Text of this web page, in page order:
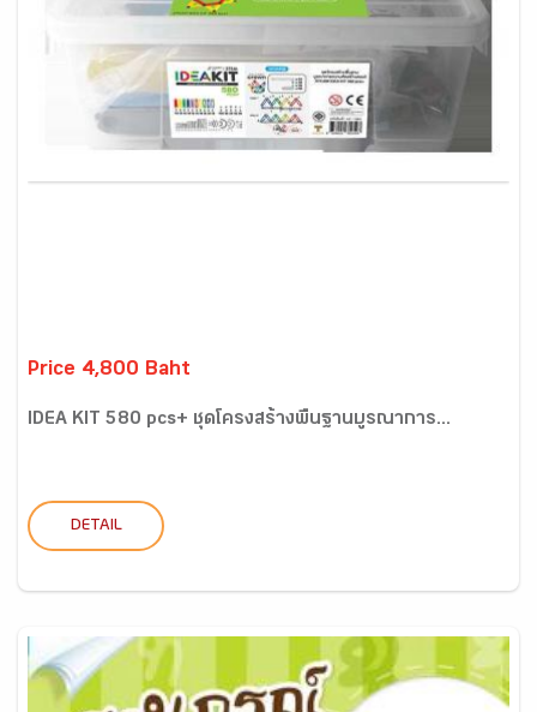
Price 4,800 Baht
IDEA KIT 580 pcs+ ชุดโครงสร้างพื้นฐานบูรณาการ...
DETAIL